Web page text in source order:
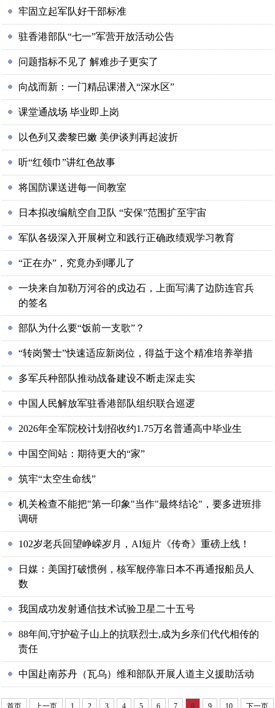
牢固立起军队好干部标准
驻香港部队“七一”军营开放活动公告
问题指标不见了 解难步子更实了
向战而新：一门精品课潜入“深水区”
课堂通战场 毕业即上岗
以色列又袭黎巴嫩 美伊谈判再起波折
听“红领巾”讲红色故事
将国防课送进每一间教室
日本拟改编航空自卫队 “安保”范围扩至宇宙
军队各级深入开展树立和践行正确政绩观学习教育
“正在办”，究竟办到哪儿了
一块来自加勒万河谷的戍边石，上面写满了边防连官兵
的签名
部队为什么要“饭前一支歌”？
“转岗警士”快速适应新岗位，得益于这个精准培养举措
多军兵种部队推动战备建设不断走深走实
中国人民解放军驻香港部队组织联合巡逻
2026年全军院校计划招收约1.75万名普通高中毕业生
中国空间站：期待更大的“家”
筑牢“太空生命线”
机关检查不能把"第一印象"当作"最终结论"，要多进班排
调研
102岁老兵回望峥嵘岁月，AI短片《传奇》重磅上线！
日媒：美国打破惯例，核军舰停靠日本不再通报船员人
数
我国成功发射通信技术试验卫星二十五号
88年间,守护砬子山上的抗联烈士,成为乡亲们代代相传的
责任
中国赴南苏丹（瓦乌）维和部队开展人道主义援助活动
首页 上一页 1 2 3 4 5 6 7 8 9 10 下一页